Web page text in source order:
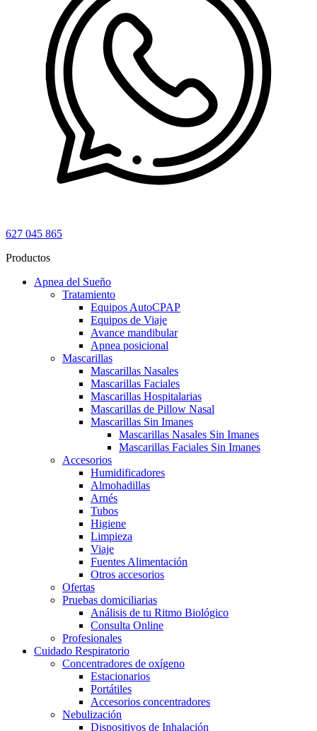
627 045 865
Productos
Apnea del Sueño
Tratamiento
Equipos AutoCPAP
Equipos de Viaje
Avance mandibular
Apnea posicional
Mascarillas
Mascarillas Nasales
Mascarillas Faciales
Mascarillas Hospitalarias
Mascarillas de Pillow Nasal
Mascarillas Sin Imanes
Mascarillas Nasales Sin Imanes
Mascarillas Faciales Sin Imanes
Accesorios
Humidificadores
Almohadillas
Arnés
Tubos
Higiene
Limpieza
Viaje
Fuentes Alimentación
Otros accesorios
Ofertas
Pruebas domiciliarias
Análisis de tu Ritmo Biológico
Consulta Online
Profesionales
Cuidado Respiratorio
Concentradores de oxígeno
Estacionarios
Portátiles
Accesorios concentradores
Nebulización
Dispositivos de Inhalación